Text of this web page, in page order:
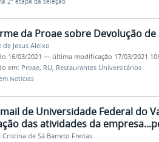
da Proae sobre Devolução
de Jesus Aleixo
16/03/2021 — última modificação 17/03/2021
em: Proae, RU, Restaurantes Universitários
Notícias
de Universidade Federal do
das atividades da
Cristina de Sá Barreto Freitas